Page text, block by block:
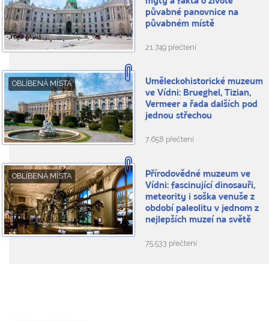
půvabné panovnice na
půvabném místě
21.749 přečtení
OBLÍBENÁ MÍSTA
Uměleckohistorické muzeum
ve Vídni: Brueghel, Tizian,
Vermeer a řada dalších pod
jednou střechou
7.658 přečtení
OBLÍBENÁ MÍSTA
Přírodovědné muzeum ve
Vídni: fascinující dinosauři,
meteority i soška venuše z
období paleolitu v jednom z
nejlepších muzeí na světě
75.533 přečtení